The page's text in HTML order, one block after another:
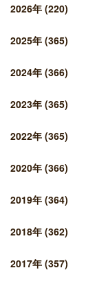
2026年 (220)
2025年 (365)
2024年 (366)
2023年 (365)
2022年 (365)
2020年 (366)
2019年 (364)
2018年 (362)
2017年 (357)